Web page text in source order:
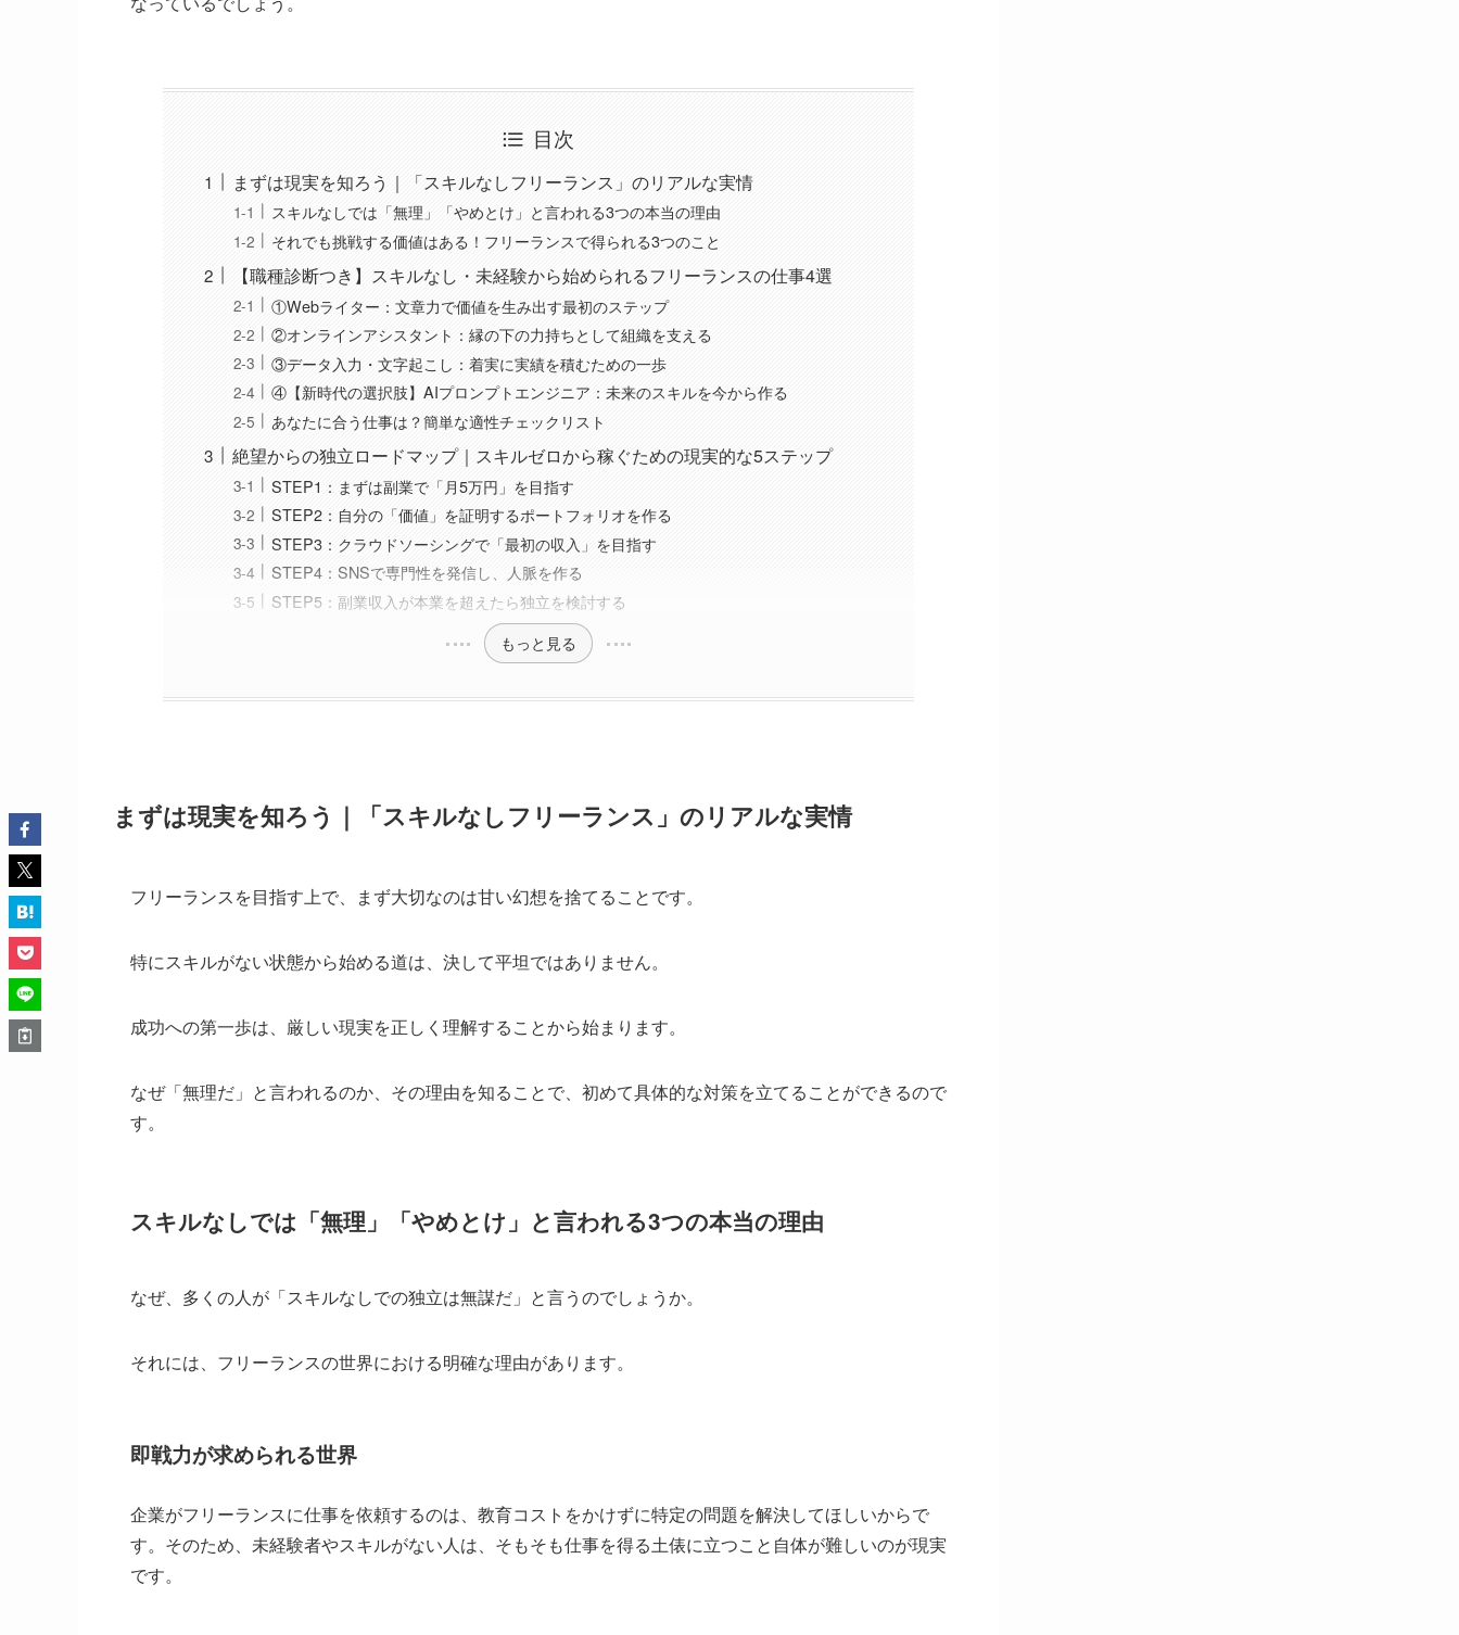
目次
まずは現実を知ろう｜「スキルなしフリーランス」のリアルな実情
スキルなしでは「無理」「やめとけ」と言われる3つの本当の理由
それでも挑戦する価値はある！フリーランスで得られる3つのこと
【職種診断つき】スキルなし・未経験から始められるフリーランスの仕事4選
①Webライター：文章力で価値を生み出す最初のステップ
②オンラインアシスタント：縁の下の力持ちとして組織を支える
③データ入力・文字起こし：着実に実績を積むための一歩
④【新時代の選択肢】AIプロンプトエンジニア：未来のスキルを今から作る
あなたに合う仕事は？簡単な適性チェックリスト
絶望からの独立ロードマップ｜スキルゼロから稼ぐための現実的な5ステップ
STEP1：まずは副業で「月5万円」を目指す
STEP2：自分の「価値」を証明するポートフォリオを作る
STEP3：クラウドソーシングで「最初の収入」を目指す
STEP4：SNSで専門性を発信し、人脈を作る
STEP5：副業収入が本業を超えたら独立を検討する
もっと見る
まずは現実を知ろう｜「スキルなしフリーランス」のリアルな実情
フリーランスを目指す上で、まず大切なのは甘い幻想を捨てることです。
特にスキルがない状態から始める道は、決して平坦ではありません。
成功への第一歩は、厳しい現実を正しく理解することから始まります。
なぜ「無理だ」と言われるのか、その理由を知ることで、初めて具体的な対策を立てることができるので
す。
スキルなしでは「無理」「やめとけ」と言われる3つの本当の理由
なぜ、多くの人が「スキルなしでの独立は無謀だ」と言うのでしょうか。
それには、フリーランスの世界における明確な理由があります。
即戦力が求められる世界
企業がフリーランスに仕事を依頼するのは、教育コストをかけずに特定の問題を解決してほしいからで
す。そのため、未経験者やスキルがない人は、そもそも仕事を得る土俵に立つこと自体が難しいのが現実
です。